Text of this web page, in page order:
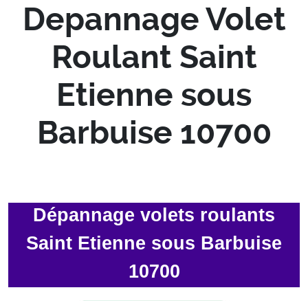
Depannage Volet
Roulant Saint
Etienne sous
Barbuise 10700
Dépannage volets roulants
Saint Etienne sous Barbuise
10700